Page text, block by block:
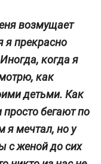
возмущает
я прекрасно
когда я
как
детьми. Как
бегают по
я мечтал, но у
с женой до сих